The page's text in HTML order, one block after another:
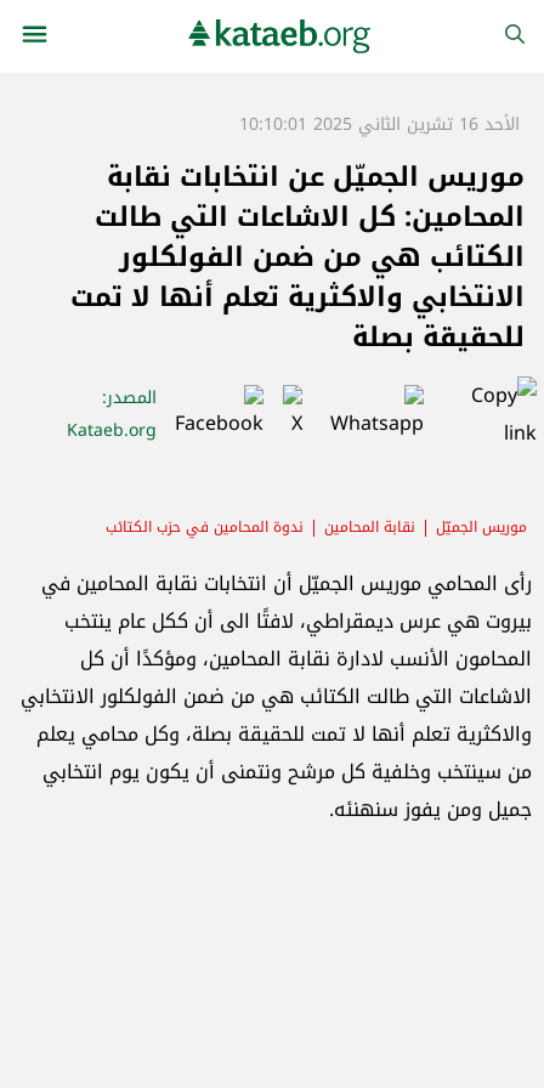
الأحد 16 تشرين الثاني 2025 10:10:01
موريس الجميّل عن انتخابات نقابة
المحامين: كل الاشاعات التي طالت
الكتائب هي من ضمن الفولكلور
الانتخابي والاكثرية تعلم أنها لا تمت
للحقيقة بصلة
المصدر:
Kataeb.org
موريس الجميّل نقابة المحامين ندوة المحامين في حزب الكتائب
رأى المحامي موريس الجميّل أن انتخابات نقابة المحامين في
بيروت هي عرس ديمقراطي، لافتًا الى أن ككل عام ينتخب
المحامون الأنسب لادارة نقابة المحامين، ومؤكدًا أن كل
الاشاعات التي طالت الكتائب هي من ضمن الفولكلور الانتخابي
والاكثرية تعلم أنها لا تمت للحقيقة بصلة، وكل محامي يعلم
من سينتخب وخلفية كل مرشح ونتمنى أن يكون يوم انتخابي
جميل ومن يفوز سنهنئه.